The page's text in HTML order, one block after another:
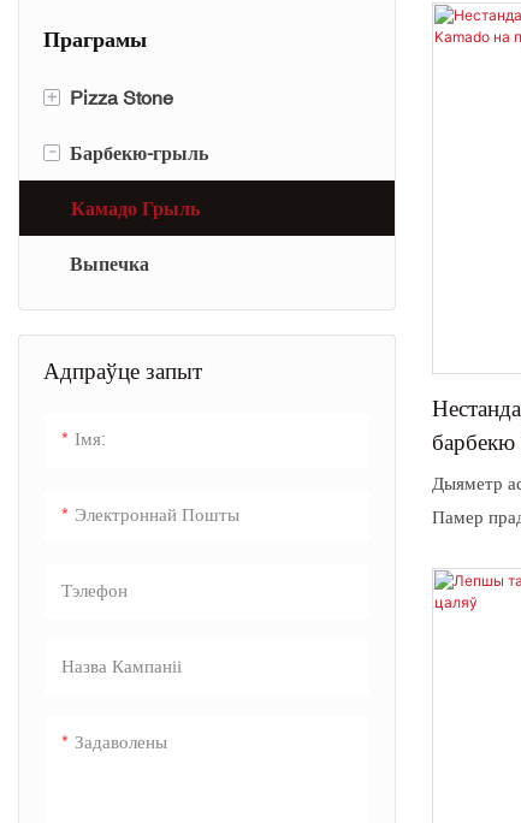
Праграмы
+ Pizza Stone
Круглы камень для піцы
Квадратны камень для піцы
Набор каменьчыкаў для піцы
- Барбекю-грыль
Камадо Грыль
Выпечка
Адпраўце запыт
Імя:
Электроннай Пошты
Тэлефон
Назва Кампаніі
Задаволены
Дыяметр
Памер
Вага: 94,78